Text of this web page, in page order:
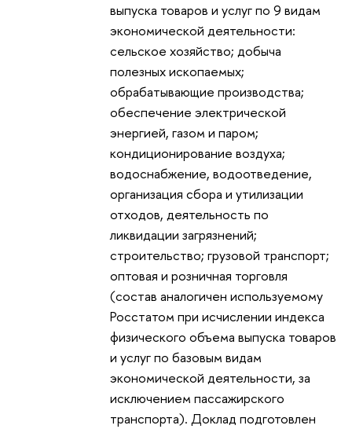
выпуска товаров и услуг по 9 видам
экономической деятельности:
сельское хозяйство; добыча
полезных ископаемых;
обрабатывающие производства;
обеспечение электрической
энергией, газом и паром;
кондиционирование воздуха;
водоснабжение, водоотведение,
организация сбора и утилизации
отходов, деятельность по
ликвидации загрязнений;
строительство; грузовой транспорт;
оптовая и розничная торговля
(состав аналогичен используемому
Росстатом при исчислении индекса
физического объема выпуска товаров
и услуг по базовым видам
экономической деятельности, за
исключением пассажирского
транспорта). Доклад подготовлен